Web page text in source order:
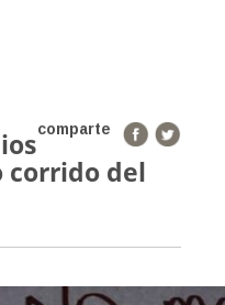
comparte
corrido del